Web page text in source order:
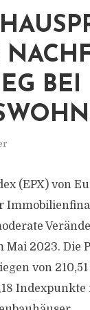
BEI
(EPX) von
2023. Die
von